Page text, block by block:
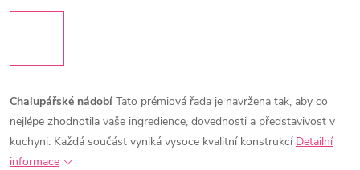
Chalupářské nádobí Tato prémiová řada je navržena tak, aby co
nejlépe zhodnotila vaše ingredience, dovednosti a představivost v
kuchyni. Každá součást vyniká vysoce kvalitní konstrukcí Detailní
informace